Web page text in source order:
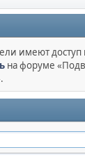
имеют доступ
на форуме